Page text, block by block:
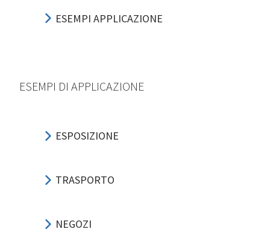
ESEMPI APPLICAZIONE
ESEMPI DI APPLICAZIONE
ESPOSIZIONE
TRASPORTO
NEGOZI